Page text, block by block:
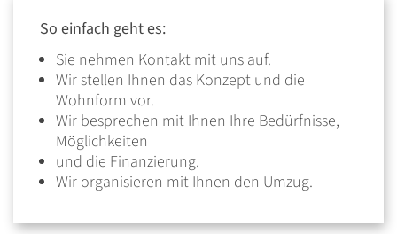
So einfach geht es:
Sie nehmen Kontakt mit uns auf.
Wir stellen Ihnen das Konzept und die
Wohnform vor.
Wir besprechen mit Ihnen Ihre Bedürfnisse,
Möglichkeiten
und die Finanzierung.
Wir organisieren mit Ihnen den Umzug.